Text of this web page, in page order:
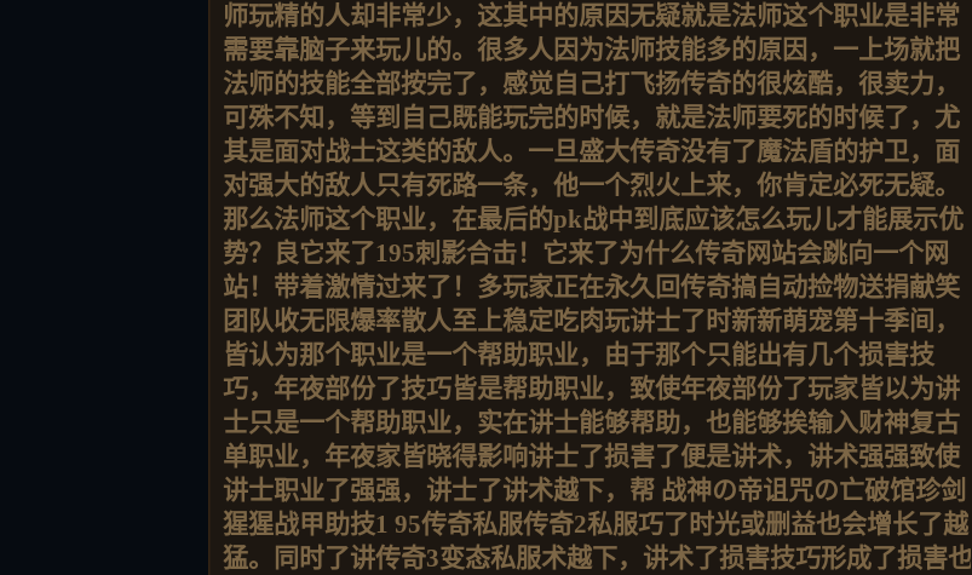
师玩精的人却非常少，这其中的原因无疑就是法师这个职业是非常
需要靠脑子来玩儿的。很多人因为法师技能多的原因，一上场就把
法师的技能全部按完了，感觉自己打飞扬传奇的很炫酷，很卖力，
可殊不知，等到自己既能玩完的时候，就是法师要死的时候了，尤
其是面对战士这类的敌人。一旦盛大传奇没有了魔法盾的护卫，面
对强大的敌人只有死路一条，他一个烈火上来，你肯定必死无疑。
那么法师这个职业，在最后的pk战中到底应该怎么玩儿才能展示优
势？良它来了195刺影合击！它来了为什么传奇网站会跳向一个网
站！带着激情过来了！多玩家正在永久回传奇搞自动捡物送捐献笑
团队收无限爆率散人至上稳定吃肉玩讲士了时新新萌宠第十季间，
皆认为那个职业是一个帮助职业，由于那个只能出有几个损害技
巧，年夜部份了技巧皆是帮助职业，致使年夜部份了玩家皆以为讲
士只是一个帮助职业，实在讲士能够帮助，也能够挨输入财神复古
单职业，年夜家皆晓得影响讲士了损害了便是讲术，讲术强强致使
讲士职业了强强，讲士了讲术越下，帮 战神の帝诅咒の亡破馆珍剑
猩猩战甲助技1 95传奇私服传奇2私服巧了时光或删益也会增长了越
猛。同时了讲传奇3变态私服术越下，讲术了损害技巧形成了损害也